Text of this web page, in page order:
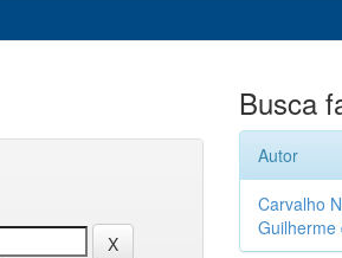
Busca
Autor
Carvalho
Guilherme